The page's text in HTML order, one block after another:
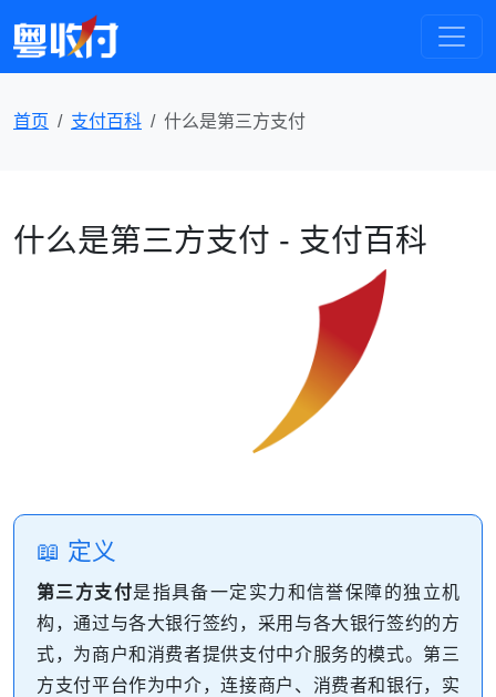
首页 支付百科 什么是第三方支付
什么是第三方支付 - 支付百科
📖 定义
第三方支付是指具备一定实力和信誉保障的独立机
构，通过与各大银行签约，采用与各大银行签约的方
式，为商户和消费者提供支付中介服务的模式。第三
方支付平台作为中介，连接商户、消费者和银行，实